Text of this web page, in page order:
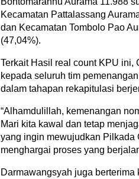
Kecamatan Pattalassang
dan Kecamatan Tombolo Pao
(47,04%).
Terkait Hasil real count KPU ini,
kepada seluruh tim
dalam tahapan rekapitulasi
“Alhamdulillah, kemenangan
Mari kita kawal dan tetap
yang ingin mewujudkan Pilkada
menghargai proses yang
Darmawangsyah juga